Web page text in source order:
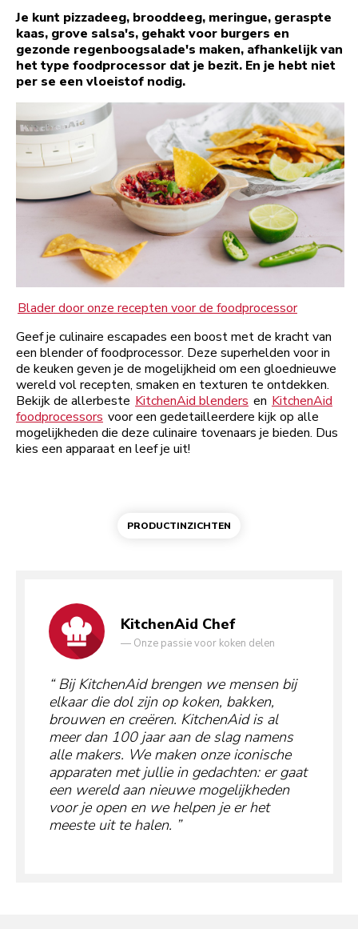
Je kunt pizzadeeg, brooddeeg, meringue, geraspte
kaas, grove salsa's, gehakt voor burgers en
gezonde regenboogsalade's maken, afhankelijk van
het type foodprocessor dat je bezit. En je hebt niet
per se een vloeistof nodig.
Blader door onze recepten voor de foodprocessor
Geef je culinaire escapades een boost met de kracht van
een blender of foodprocessor. Deze superhelden voor in
de keuken geven je de mogelijkheid om een gloednieuwe
wereld vol recepten, smaken en texturen te ontdekken.
Bekijk de allerbeste KitchenAid blenders en KitchenAid
foodprocessors voor een gedetailleerdere kijk op alle
mogelijkheden die deze culinaire tovenaars je bieden. Dus
kies een apparaat en leef je uit!
PRODUCTINZICHTEN
KitchenAid Chef
— Onze passie voor koken delen
Bij KitchenAid brengen we mensen bij
elkaar die dol zijn op koken, bakken,
brouwen en creëren. KitchenAid is al
meer dan 100 jaar aan de slag namens
alle makers. We maken onze iconische
apparaten met jullie in gedachten: er gaat
een wereld aan nieuwe mogelijkheden
voor je open en we helpen je er het
meeste uit te halen.